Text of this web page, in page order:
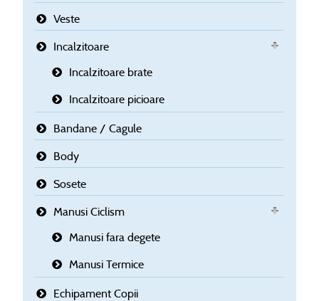
Veste
Incalzitoare
Incalzitoare brate
Incalzitoare picioare
Bandane / Cagule
Body
Sosete
Manusi Ciclism
Manusi fara degete
Manusi Termice
Echipament Copii